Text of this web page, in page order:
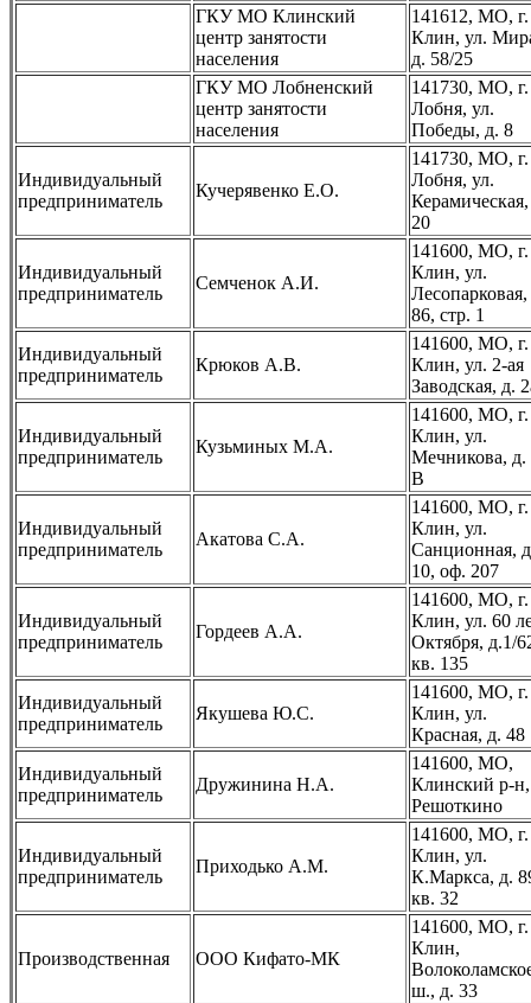
ГКУ МО Клинский
центр занятости
населения
141612, МО, г.
Клин, ул.
д. 58/25
ГКУ МО Лобненский
центр занятости
населения
141730, МО, г.
Лобня, ул.
Победы, д. 8
Индивидуальный
предприниматель
Кучерявенко Е.О.
141730, МО, г.
Лобня, ул.
20
Индивидуальный
предприниматель
Семченок А.И.
141600, МО, г.
Клин, ул.
86, стр. 1
Индивидуальный
предприниматель
Крюков А.В.
141600, МО, г.
Клин, ул. 2-ая
Заводская, д.
Индивидуальный
предприниматель
Кузьминых М.А.
141600, МО, г.
Клин, ул.
Мечникова, д.
В
Индивидуальный
предприниматель
Акатова С.А.
141600, МО, г.
Клин, ул.
Санционная,
10, оф. 207
Индивидуальный
предприниматель
Гордеев А.А.
141600, МО, г.
Клин, ул. 60
Октября, д.1/
кв. 135
Индивидуальный
предприниматель
Якушева Ю.С.
141600, МО, г.
Клин, ул.
Красная, д. 48
Индивидуальный
предприниматель
Дружинина Н.А.
141600, МО,
Клинский р-
Решоткино
Индивидуальный
предприниматель
Приходько А.М.
141600, МО, г.
Клин, ул.
К.Маркса, д.
кв. 32
Производственная ООО Кифато-МК
141600, МО, г.
Клин,
ш., д. 33